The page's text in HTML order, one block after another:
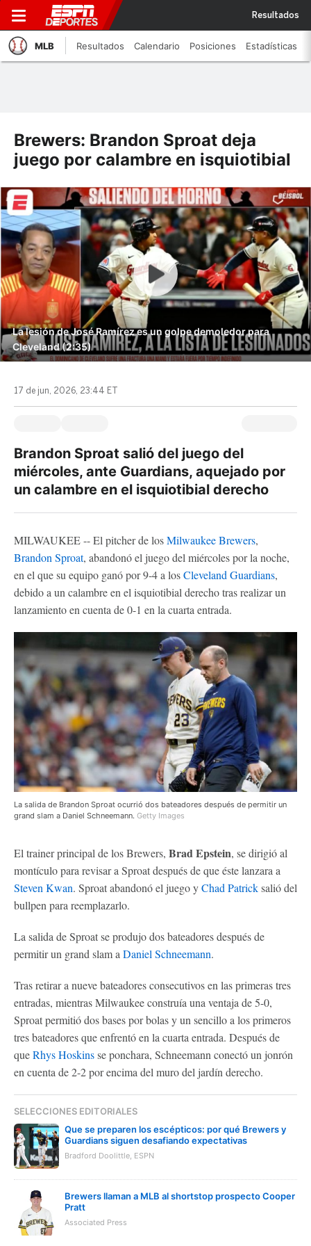
Resultados
MLB Resultados Calendario Posiciones Estadísticas
Brewers: Brandon Sproat deja
juego por calambre en isquiotibial
La lesión de José Ramírez es un golpe demoledor para
Cleveland (2:35)
17 de jun, 2026, 23:44 ET
Brandon Sproat salió del juego del
miércoles, ante Guardians, aquejado por
un calambre en el isquiotibial derecho
MILWAUKEE -- El pitcher de losMilwaukee Brewers,
Brandon Sproat, abandonó el juego del miércoles por la noche,
en el que su equipo ganó por 9-4 a losCleveland Guardians,
debido a un calambre en el isquiotibial derecho tras realizar un
lanzamiento en cuenta de 0-1 en la cuarta entrada.
La salida de Brandon Sproat ocurrió dos bateadores después de permitir un
grand slam a Daniel Schneemann. Getty Images
El trainer principal de los Brewers, Brad Epstein, se dirigió al
montículo para revisar a Sproat después de que éste lanzara a
Steven Kwan. Sproat abandonó el juego yChad Patricksalió del
bullpen para reemplazarlo.
La salida de Sproat se produjo dos bateadores después de
permitir un grand slam a Daniel Schneemann.
Tras retirar a nueve bateadores consecutivos en las primeras tres
entradas, mientras Milwaukee construía una ventaja de 5-0,
Sproat permitió dos bases por bolas y un sencillo a los primeros
tres bateadores que enfrentó en la cuarta entrada. Después de
queRhys Hoskinsse ponchara, Schneemann conectó un jonrón
en cuenta de 2-2 por encima del muro del jardín derecho.
SELECCIONES EDITORIALES
Que se preparen los escépticos: por qué Brewers y
Guardians siguen desafiando expectativas
Bradford Doolittle, ESPN
Brewers llaman a MLB al shortstop prospecto Cooper
Pratt
Associated Press